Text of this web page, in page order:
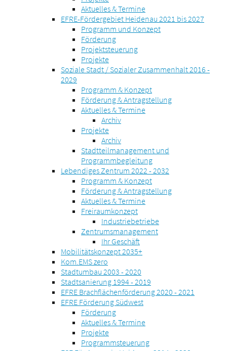
Aktuelles & Termine
EFRE-Fördergebiet Heidenau 2021 bis 2027
Programm und Konzept
Förderung
Projektsteuerung
Projekte
Soziale Stadt / Sozialer Zusammenhalt 2016 -
2029
Programm & Konzept
Förderung & Antragstellung
Aktuelles & Termine
Archiv
Projekte
Archiv
Stadtteilmanagement und
Programmbegleitung
Lebendiges Zentrum 2022 - 2032
Programm & Konzept
Förderung & Antragstellung
Aktuelles & Termine
Freiraumkonzept
Industriebetriebe
Zentrumsmanagement
Ihr Geschäft
Mobilitätskonzept 2035+
Kom.EMS zero
Stadtumbau 2003 - 2020
Stadtsanierung 1994 - 2019
EFRE Brachflächenförderung 2020 - 2021
EFRE Förderung Südwest
Förderung
Aktuelles & Termine
Projekte
Programmsteuerung